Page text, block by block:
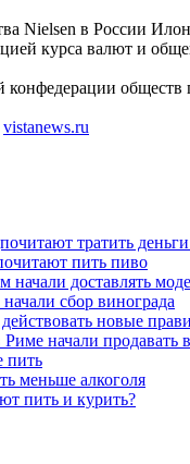
Nielsen в России
курса валют и
vistanews.ru
тратить
пить пиво
доставлять
сбор винограда
новые
начали продавать
пить
меньше алкоголя
пить и курить?